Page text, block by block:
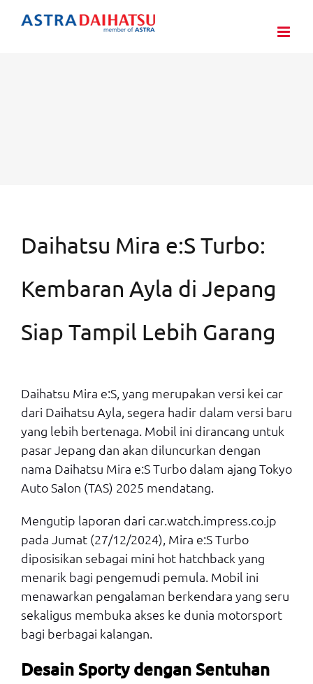
Daihatsu Mira e:S Turbo:
Kembaran Ayla di Jepang
Siap Tampil Lebih Garang
Daihatsu Mira e:S, yang merupakan versi kei car
dari Daihatsu Ayla, segera hadir dalam versi baru
yang lebih bertenaga. Mobil ini dirancang untuk
pasar Jepang dan akan diluncurkan dengan
nama Daihatsu Mira e:S Turbo dalam ajang Tokyo
Auto Salon (TAS) 2025 mendatang.
Mengutip laporan dari car.watch.impress.co.jp
pada Jumat (27/12/2024), Mira e:S Turbo
diposisikan sebagai mini hot hatchback yang
menarik bagi pengemudi pemula. Mobil ini
menawarkan pengalaman berkendara yang seru
sekaligus membuka akses ke dunia motorsport
bagi berbagai kalangan.
Desain Sporty dengan Sentuhan